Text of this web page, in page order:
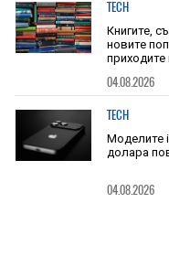
TECH
Книгите,
новите
04.08.2026
TECH
Моделите
долара
04.08.2026